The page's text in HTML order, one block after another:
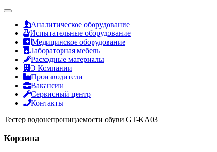
Аналитическое оборудование
Испытательные оборудование
Медицинское оборудование
Лабораторная мебель
Расходные материалы
О Компании
Производители
Вакансии
Сервисный центр
Контакты
Тестер водонепроницаемости обуви GT-KA03
Корзина